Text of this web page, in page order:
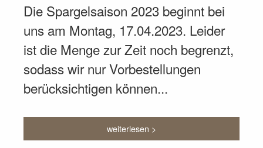
Die Spargelsaison 2023 beginnt bei
uns am Montag, 17.04.2023. Leider
ist die Menge zur Zeit noch begrenzt,
sodass wir nur Vorbestellungen
berücksichtigen können...
weiterlesen >